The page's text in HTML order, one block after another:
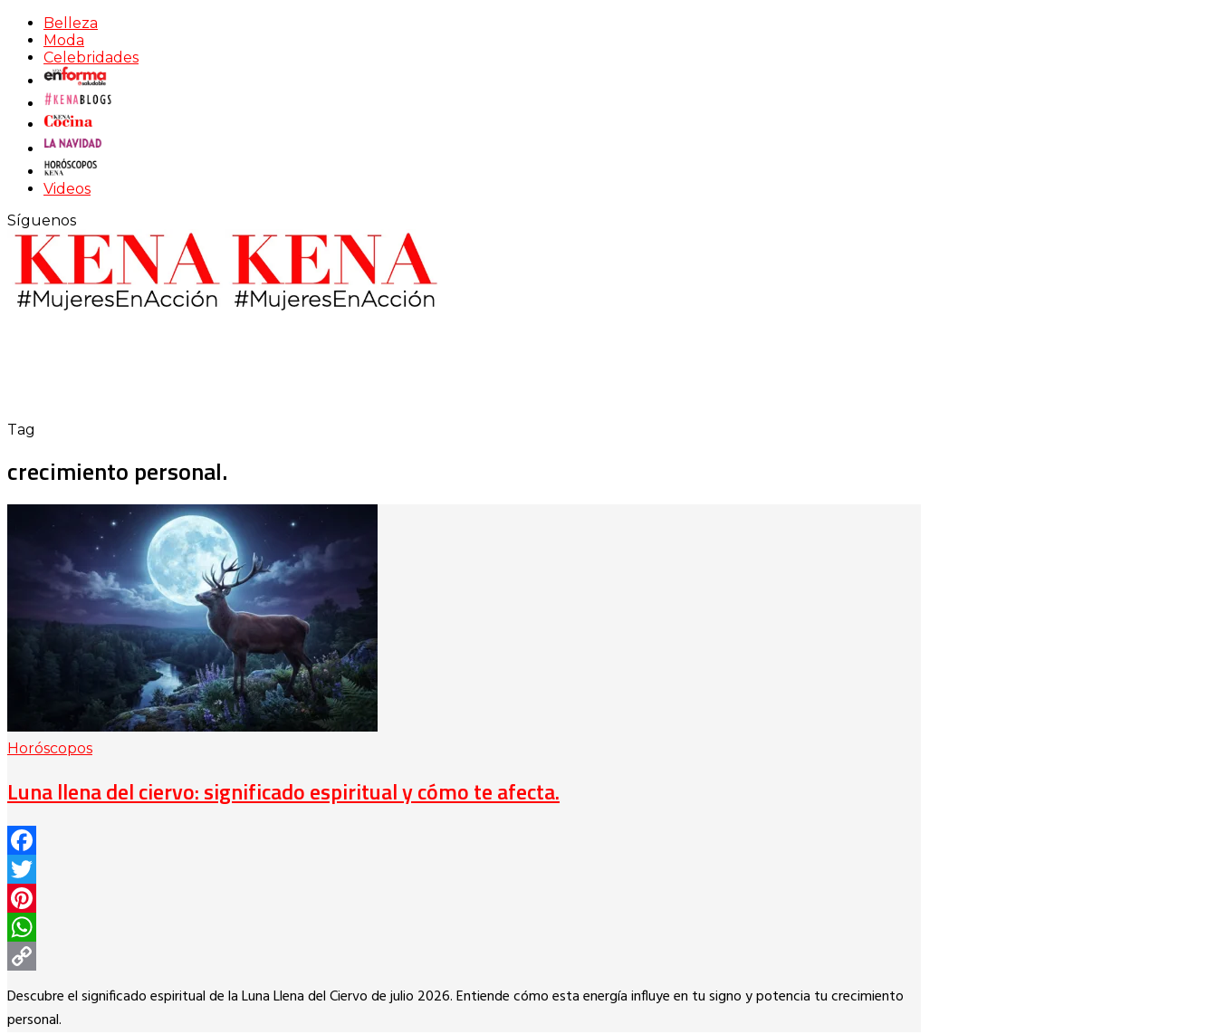
Belleza
Moda
Celebridades
Videos
Síguenos
Tag
crecimiento personal.
Horóscopos
Luna llena del ciervo: significado espiritual y cómo te afecta.
Facebook
Twitter
Pinterest
WhatsApp
Copy
Link
Descubre el significado espiritual de la Luna Llena del Ciervo de julio 2026. Entiende cómo esta energía influye en tu signo y potencia tu crecimiento
personal.